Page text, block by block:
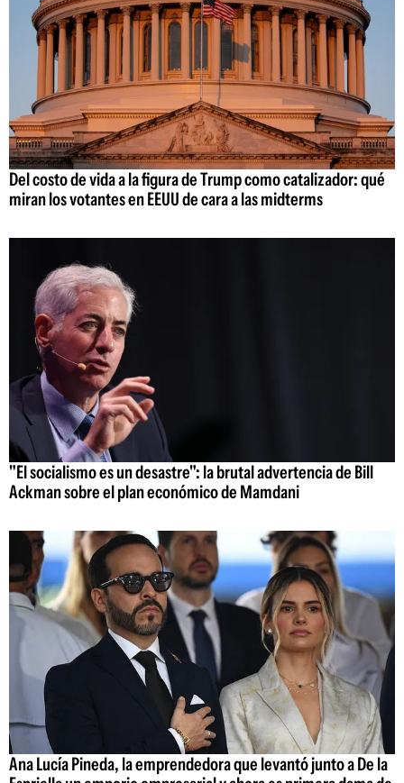
Del costo de vida a la figura de Trump como catalizador: qué
miran los votantes en EEUU de cara a las midterms
"El socialismo es un desastre": la brutal advertencia de Bill
Ackman sobre el plan económico de Mamdani
Ana Lucía Pineda, la emprendedora que levantó junto a De la